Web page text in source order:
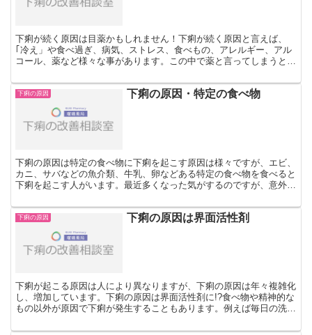
下痢が続く原因は目薬かもしれません！下痢が続く原因と言えば、
｢冷え」や食べ過ぎ、病気、ストレス、食べもの、アレルギー、アル
コール、薬など様々な事があります。この中で薬と言ってしまうと、
下痢の原因 下痢の原因・特定の食べ物
下痢の原因は特定の食べ物に下痢を起こす原因は様々ですが、エビ、
カニ、サバなどの魚介類、牛乳、卵などある特定の食べ物を食べると
下痢を起こす人がいます。最近多くなった気がするのですが、意外と
下痢の原因 下痢の原因は界面活性剤
下痢が起こる原因は人により異なりますが、下痢の原因は年々複雑化
し、増加しています。下痢の原因は界面活性剤に!?食べ物や精神的な
もの以外が原因で下痢が発生することもあります。例えば毎日の洗濯